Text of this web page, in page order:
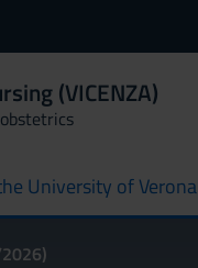
(VICENZA)
University of Verona